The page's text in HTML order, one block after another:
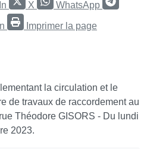
X WhatsApp
Imprimer la page
la circulation et le
de travaux de raccordement au
Théodore GISORS - Du lundi
2023.